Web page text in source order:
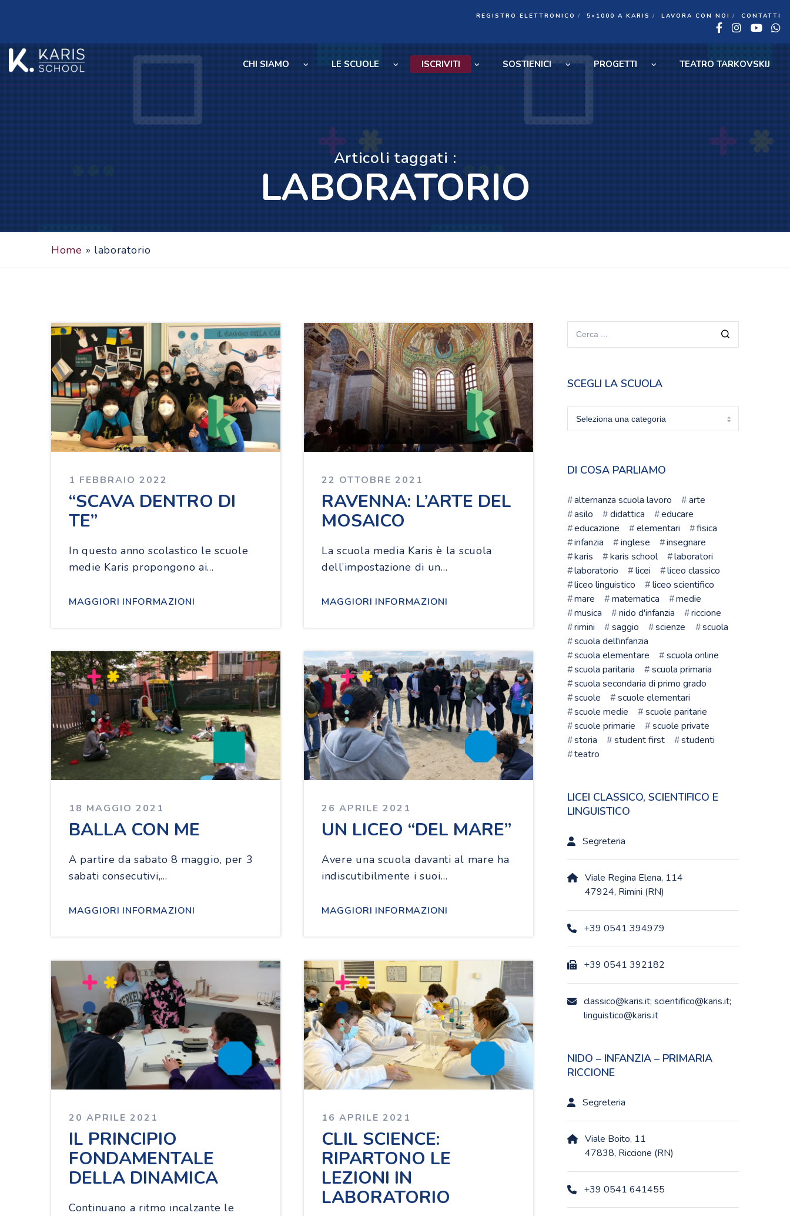
REGISTRO ELETTRONICO 5×1000 A KARIS LAVORA CON NOI CONTATTI
Facebook
CHI SIAMO LE SCUOLE ISCRIVITI SOSTIENICI PROGETTI TEATRO TARKOVSKIJ
Articoli taggati :
LABORATORIO
Home » laboratorio
1 FEBBRAIO 2022
“SCAVA DENTRO DI
TE”
In questo anno scolastico le scuole
medie Karis propongono ai…
MAGGIORI INFORMAZIONI
22 OTTOBRE 2021
RAVENNA: L’ARTE DEL
MOSAICO
La scuola media Karis è la scuola
dell’impostazione di un…
MAGGIORI INFORMAZIONI
18 MAGGIO 2021
BALLA CON ME
A partire da sabato 8 maggio, per 3
sabati consecutivi,…
MAGGIORI INFORMAZIONI
26 APRILE 2021
UN LICEO “DEL MARE”
Avere una scuola davanti al mare ha
indiscutibilmente i suoi…
MAGGIORI INFORMAZIONI
20 APRILE 2021
IL PRINCIPIO
FONDAMENTALE
DELLA DINAMICA
Continuano a ritmo incalzante le
16 APRILE 2021
CLIL SCIENCE:
RIPARTONO LE
LEZIONI IN
LABORATORIO
SCEGLI LA SCUOLA
Scegli
DI COSA PARLIAMO
alternanza scuola lavoro
arte
asilo
didattica
educare
educazione
elementari
fisica
infanzia
inglese
insegnare
karis
karis school
laboratori
laboratorio
licei
liceo classico
liceo linguistico
liceo scientifico
mare
matematica
medie
musica
nido d'infanzia
riccione
rimini
saggio scienze
scuola
scuola dell'infanzia
scuola elementare
scuola online
scuola paritaria
scuola primaria
scuola secondaria di primo grado
scuole
scuole elementari
scuole medie
scuole paritarie
scuole primarie
scuole private
storia
student first
studenti
teatro
LICEI CLASSICO, SCIENTIFICO E
LINGUISTICO
Segreteria
Viale Regina Elena, 114
47924, Rimini (RN)
+39 0541 394979
+39 0541 392182
classico@karis.it; scientifico@karis.it;
linguistico@karis.it
NIDO – INFANZIA – PRIMARIA
RICCIONE
Segreteria
Viale Boito, 11
47838, Riccione (RN)
+39 0541 641455